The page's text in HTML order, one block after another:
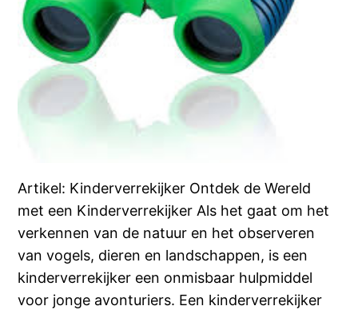
Artikel: Kinderverrekijker Ontdek de Wereld
met een Kinderverrekijker Als het gaat om het
verkennen van de natuur en het observeren
van vogels, dieren en landschappen, is een
kinderverrekijker een onmisbaar hulpmiddel
voor jonge avonturiers. Een kinderverrekijker